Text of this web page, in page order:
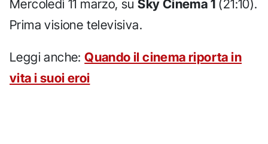
Mercoledì 11 marzo, suSky Cinema 1 (21:10).
Prima visione televisiva.
Leggi anche:Quando il cinema riporta in
vita i suoi eroi